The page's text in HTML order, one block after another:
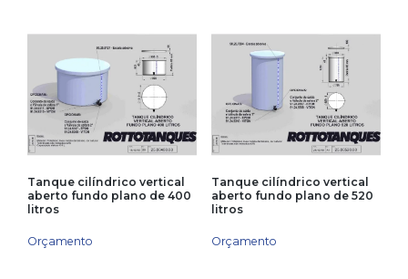
Tanque cilíndrico vertical
aberto fundo plano de 400
litros
Orçamento
Tanque cilíndrico vertical
aberto fundo plano de 520
litros
Orçamento